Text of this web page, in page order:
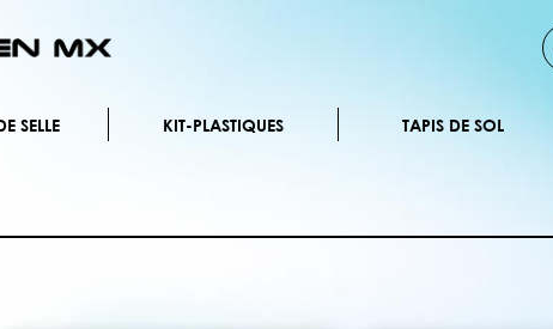
SELLE KIT-PLASTIQUES TAPIS DE SOL